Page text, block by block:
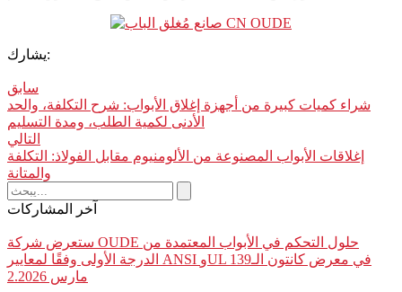
يشارك:
سابق
شراء كميات كبيرة من أجهزة إغلاق الأبواب: شرح التكلفة، والحد
الأدنى لكمية الطلب، ومدة التسليم
التالي
إغلاقات الأبواب المصنوعة من الألومنيوم مقابل الفولاذ: التكلفة
والمتانة
آخر المشاركات
ستعرض شركة OUDE حلول التحكم في الأبواب المعتمدة من
الدرجة الأولى وفقًا لمعايير ANSI وUL في معرض كانتون الـ139
مارس 2.2026